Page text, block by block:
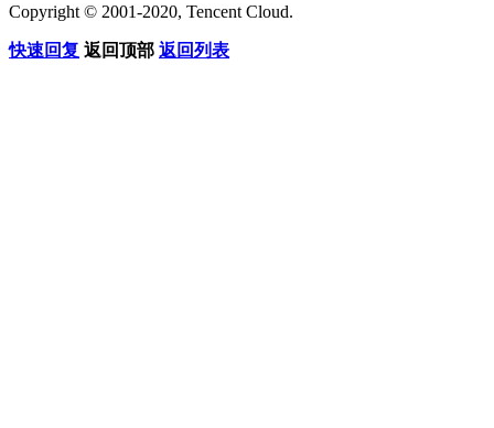
Copyright © 2001-2020, Tencent Cloud.
快速回复 返回顶部 返回列表